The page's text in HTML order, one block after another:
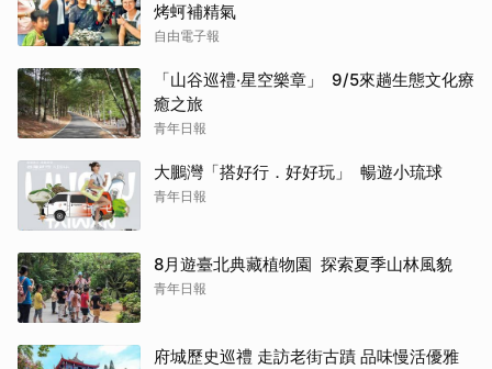
烤蚵補精氣
自由電子報
「山谷巡禮‧星空樂章」 9/5來趟生態文化療
癒之旅
青年日報
大鵬灣「搭好行．好好玩」 暢遊小琉球
青年日報
8月遊臺北典藏植物園 探索夏季山林風貌
青年日報
府城歷史巡禮 走訪老街古蹟 品味慢活優雅